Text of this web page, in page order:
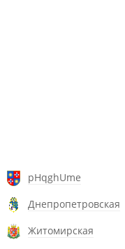
pHqghUme
Днепропетровская
Житомирская